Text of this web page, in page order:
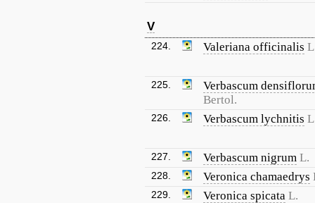
V
224. Valeriana officinalis
225.
Verbascum
Bertol.
226. Verbascum lychnitis
227. Verbascum nigrum L.
228. Veronica chamaedrys
229. Veronica spicata L.